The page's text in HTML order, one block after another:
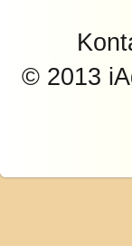
© 2013